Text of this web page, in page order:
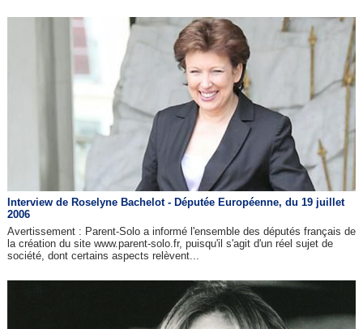
Interview de Roselyne Bachelot - Députée Européenne, du 19 juillet
2006
Avertissement : Parent-Solo a informé l'ensemble des députés français de
la création du site www.parent-solo.fr, puisqu'il s'agit d'un réel sujet de
société, dont certains aspects relèvent...